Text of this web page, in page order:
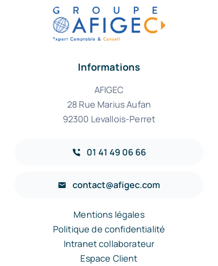
Informations
AFIGEC
28 Rue Marius Aufan
92300 Levallois-Perret
01 41 49 06 66
contact@afigec.com
Mentions légales
Politique de confidentialité
Intranet collaborateur
Espace Client